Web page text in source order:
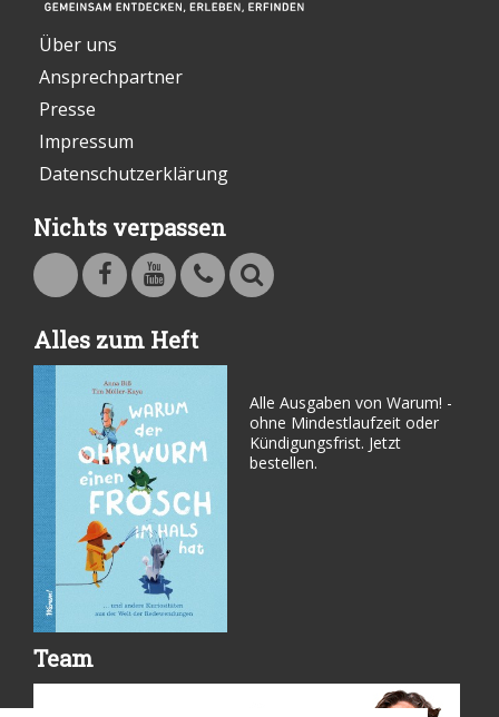
Über uns
Ansprechpartner
Presse
Impressum
Datenschutzerklärung
Nichts verpassen
Alles zum Heft
Alle Ausgaben von Warum! -
ohne Mindestlaufzeit oder
Kündigungsfrist. Jetzt
bestellen.
Team